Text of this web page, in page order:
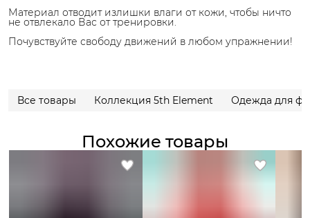
Материал отводит излишки влаги от кожи, чтобы ничто
не отвлекало Вас от тренировки.
Почувствуйте свободу движений в любом упражнении!
Все товары Коллекция 5th Element Одежда для
Похожие товары